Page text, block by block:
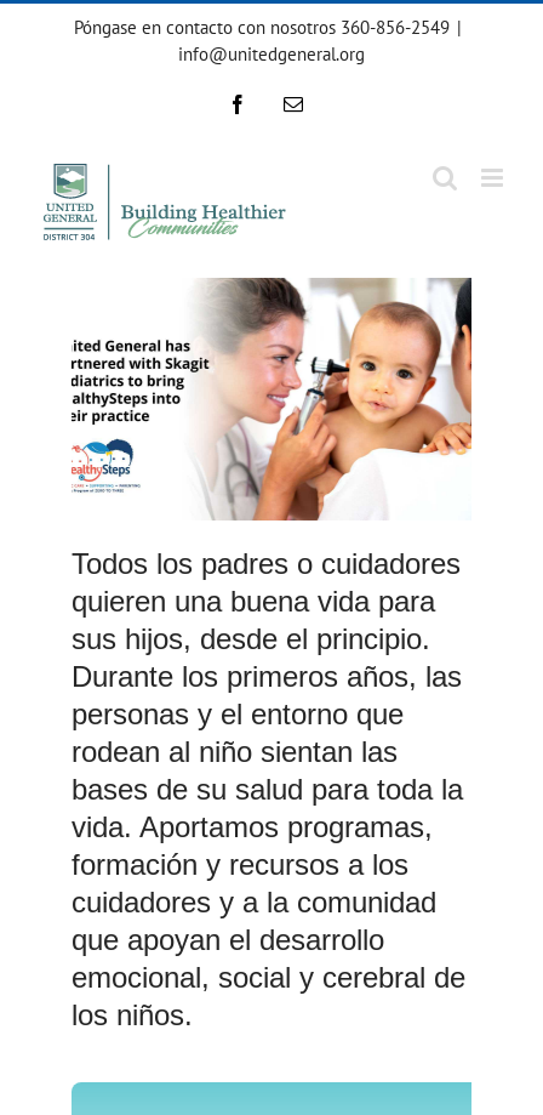
Póngase en contacto con nosotros 360-856-2549 |
info@unitedgeneral.org
FacebookCorreo
Todos los padres o cuidadores
quieren una buena vida para
sus hijos, desde el principio.
Durante los primeros años, las
personas y el entorno que
rodean al niño sientan las
bases de su salud para toda la
vida. Aportamos programas,
formación y recursos a los
cuidadores y a la comunidad
que apoyan el desarrollo
emocional, social y cerebral de
los niños.